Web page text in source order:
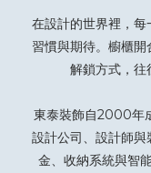
在設計的世界裡，
習慣與期待。櫥櫃
解鎖方式，往
東泰裝飾自2000年
設計公司、設計師
金、收納系統與智